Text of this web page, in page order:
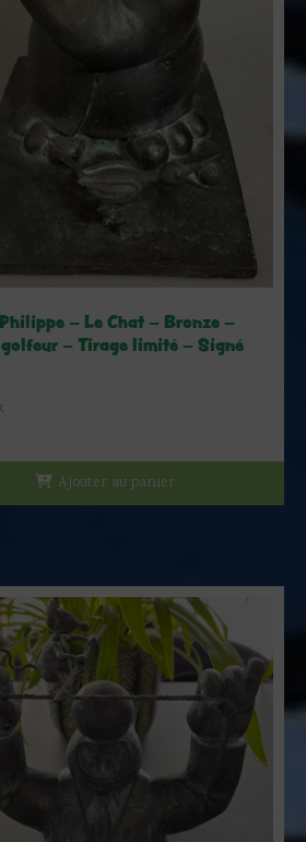
– Le Chat – Bronze –
– Tirage limité – Signé
Ajouter au panier